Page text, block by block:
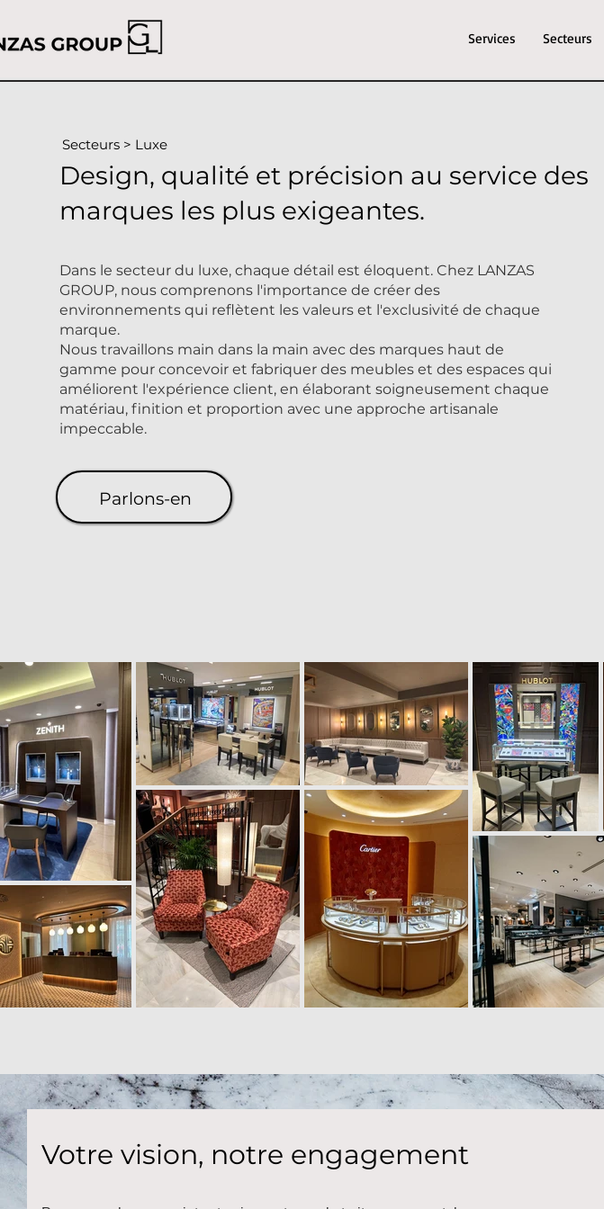
Services Secteurs
Secteurs > Luxe
Design, qualité et précision au service des
marques les plus exigeantes.
Dans le secteur du luxe, chaque détail est éloquent. Chez LANZAS
GROUP, nous comprenons l'importance de créer des
environnements qui reflètent les valeurs et l'exclusivité de chaque
marque.
Nous travaillons main dans la main avec des marques haut de
gamme pour concevoir et fabriquer des meubles et des espaces qui
améliorent l'expérience client, en élaborant soigneusement chaque
matériau, finition et proportion avec une approche artisanale
impeccable.
Parlons-en
Votre vision, notre engagement